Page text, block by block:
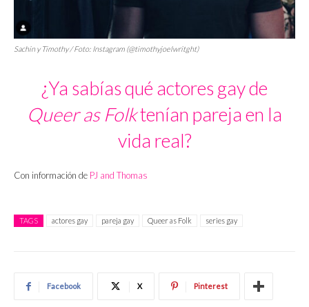
Sachin y Timothy / Foto: Instagram (@timothyjoelwritght)
¿Ya sabías qué actores gay de
Queer as Folktenían pareja en la
vida real?
Con información de PJ and Thomas
TAGS actores gay pareja gay Queer as Folk series gay
Facebook X Pinterest